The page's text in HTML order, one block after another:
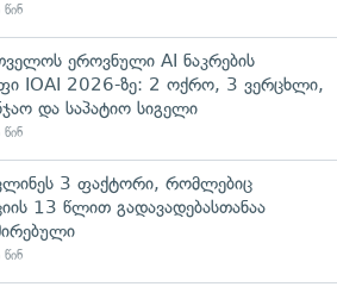
ეროვნული AI ნაკრების
IOAI 2026-ზე: 2 ოქრო, 3 ვერცხლი,
და საპატიო სიგელი
3 ფაქტორი, რომლებიც
13 წლით გადავადებასთანაა